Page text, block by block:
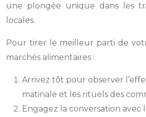
une plongée unique dans les
locales.
Pour tirer le meilleur parti de
marchés alimentaires :
Arrivez tôt pour observer
matinale et les rituels des
Engagez la conversation avec